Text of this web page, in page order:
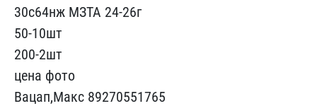
30с64​нж МЗТА 24-26г
50-10шт
​200-2шт
цена фото
Ваца​п,Макс 89270551765